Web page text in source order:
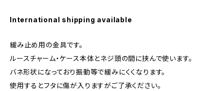
International shipping available
緩み止め用の金具です。
ルースチャーム・ケース本体とネジ頭の間に挟んで使います。
バネ形状になっており振動等で緩みにくくなります。
使用するとフタに傷が入りますがご了承ください。